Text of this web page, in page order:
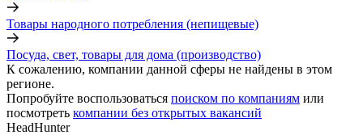
Товары народного потребления (непищевые)
Посуда, свет, товары для дома (производство)
К сожалению, компании данной сферы не найдены в этом
регионе.
Попробуйте воспользоваться поиском по компаниям или
посмотреть компании без открытых вакансий
HeadHunter